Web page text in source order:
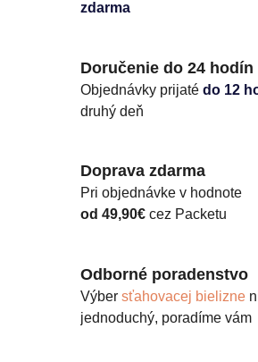
zdarma
Doručenie do 24 hodín
Objednávky prijaté do 12
druhý deň
Doprava zdarma
Pri objednávke v hodnote
od 49,90€ cez Packetu
Odborné poradenstvo
Výber sťahovacej bielizne
jednoduchý, poradíme vám